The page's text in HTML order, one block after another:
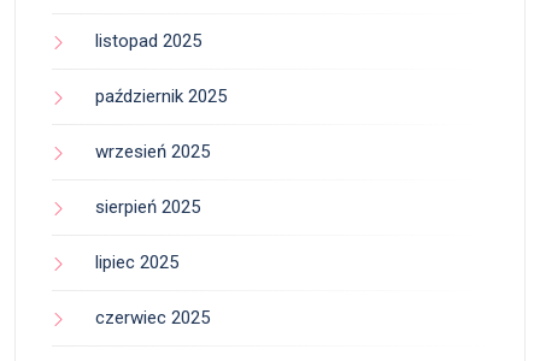
listopad 2025
październik 2025
wrzesień 2025
sierpień 2025
lipiec 2025
czerwiec 2025